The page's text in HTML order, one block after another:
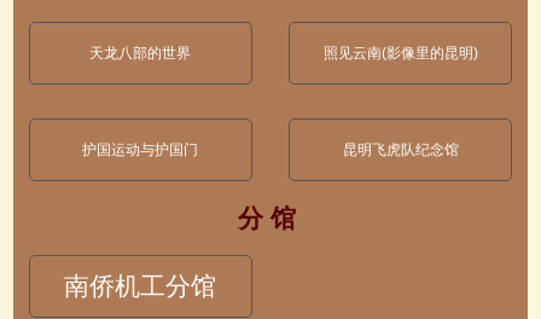
天龙八部的世界 照见云南(影像里的昆明)
护国运动与护国门 昆明飞虎队纪念馆
分 馆
南侨机工分馆